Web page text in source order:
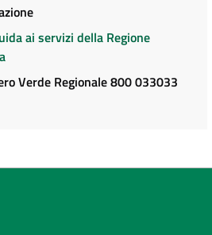
ai servizi della Regione
Verde Regionale 800 033033